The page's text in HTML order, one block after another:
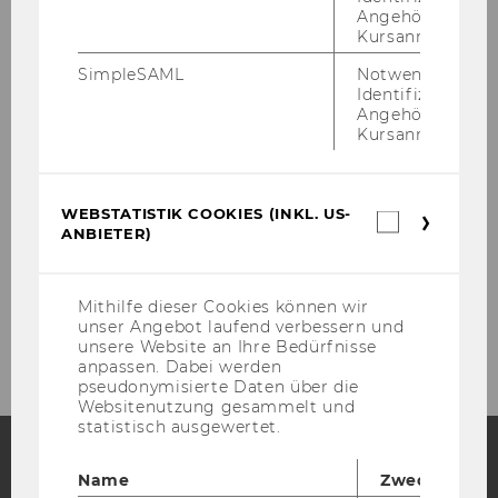
Wissenschaftliche Mitarbeiter*innen
Scientific Board
Angehörige/r für
Kursanmeldung.
SimpleSAML
Notwendig zur
Identifizierung
Angehörige/r für
Kursanmeldung.
WEBSTATISTIK COOKIES (INKL. US-
ANBIETER)
Mithilfe dieser Cookies können wir
unser Angebot laufend verbessern und
unsere Website an Ihre Bedürfnisse
anpassen. Dabei werden
pseudonymisierte Daten über die
Websitenutzung gesammelt und
statistisch ausgewertet.
Name
Zweck